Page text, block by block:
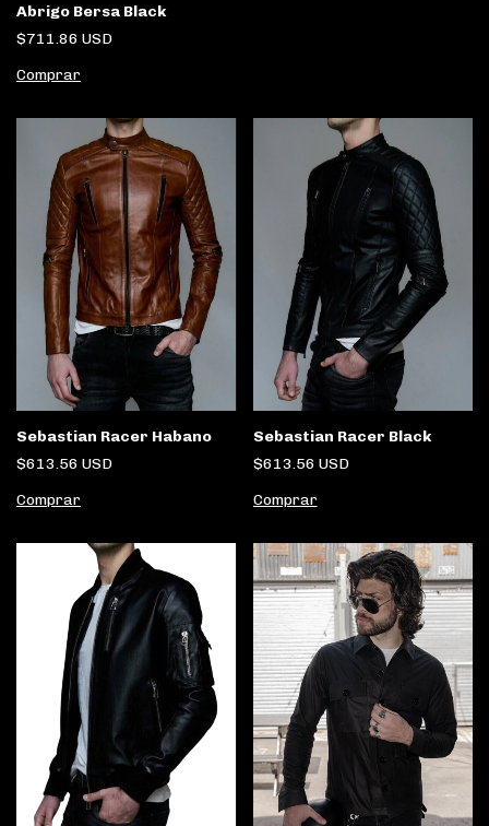
Abrigo Bersa Black
$711.86 USD
Comprar
Sebastian Racer Habano
$613.56 USD
Comprar
Sebastian Racer Black
$613.56 USD
Comprar